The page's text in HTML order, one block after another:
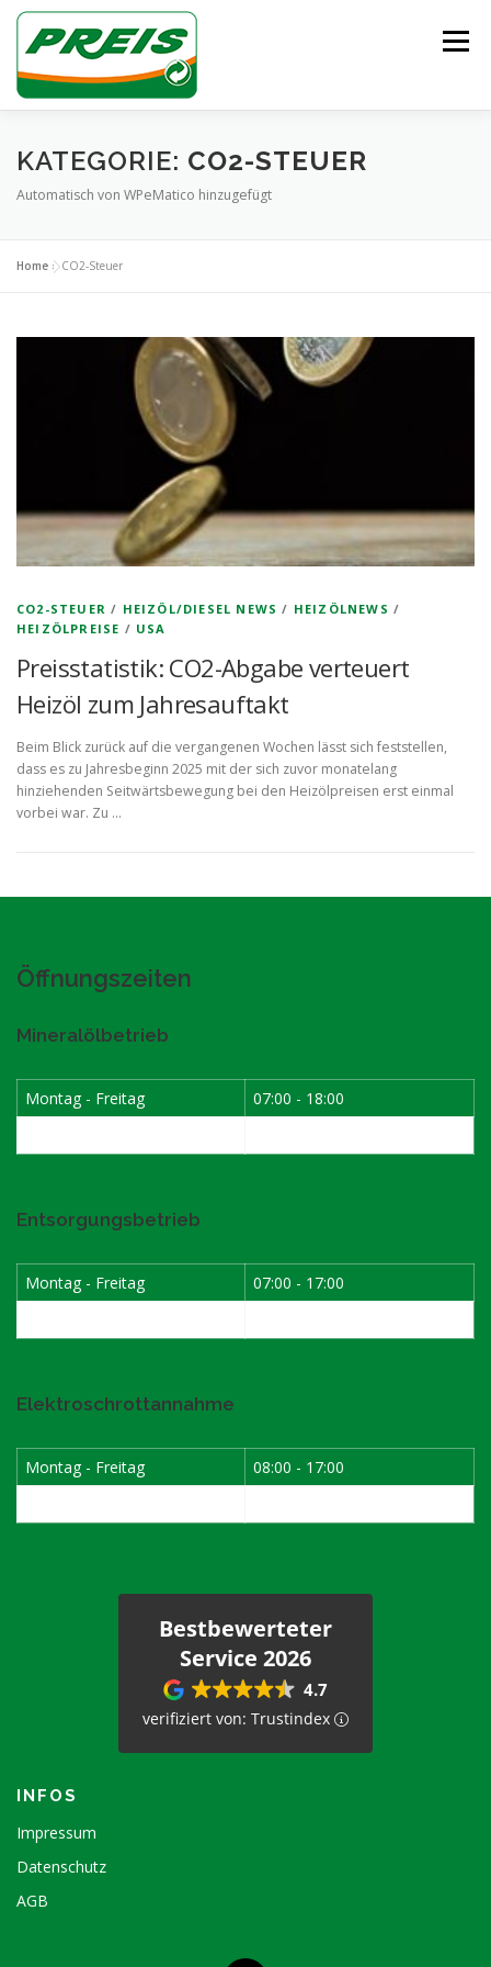
Zum
springen
Menü
ÜBER UNS HEIZÖL/DIESEL ENTSORGUNG
KATEGORIE: CO2-STEUER
Automatisch von WPeMatico hinzugefügt
Home »CO2-Steuer
CO2-STEUER / HEIZÖL/DIESEL NEWS / HEIZÖLNEWS /
HEIZÖLPREISE / USA
Preisstatistik: CO2-Abgabe verteuert
Heizöl zum Jahresauftakt
Beim Blick zurück auf die vergangenen Wochen lässt sich feststellen,
dass es zu Jahresbeginn 2025 mit der sich zuvor monatelang
hinziehenden Seitwärtsbewegung bei den Heizölpreisen erst einmal
vorbei war. Zu …
Öffnungszeiten
Mineralölbetrieb
Montag - Freitag
07:00 - 18:00
Entsorgungsbetrieb
Montag - Freitag
07:00 - 17:00
Elektroschrottannahme
Montag - Freitag
08:00 - 17:00
Bestbewerteter
Service 2026
4.7
verifiziert von: Trustindex
INFOS
Impressum
Datenschutz
AGB